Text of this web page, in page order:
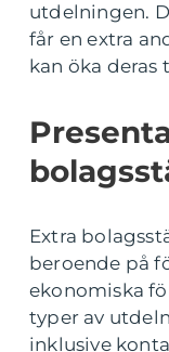
utdelningen.
får en extra
kan öka deras
Extra
beroende på
ekonomiska
typer av
inklusive